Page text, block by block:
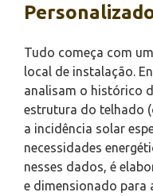
Tudo começa com
local de instalação.
analisam o histórico
estrutura do telhado
a incidência solar
necessidades
nesses dados, é
e dimensionado para